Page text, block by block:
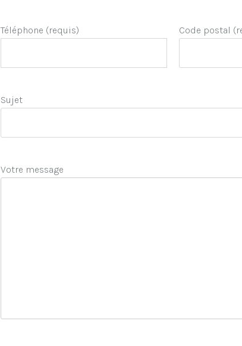
Téléphone (requis) Code postal
Sujet
Votre message